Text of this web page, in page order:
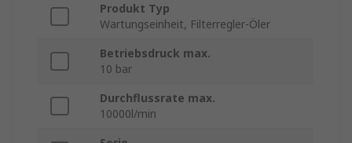
Produkt Typ
Wartungseinheit, Filterregler-Öler
Betriebsdruck max.
10 bar
Durchflussrate max.
10000l/min